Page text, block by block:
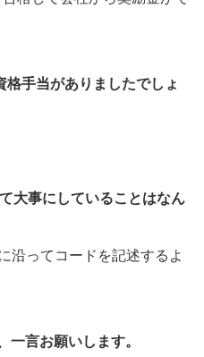
手当がありましたでしょ
大事にしていることはなん
沿ってコードを記述するよ
言お願いします。